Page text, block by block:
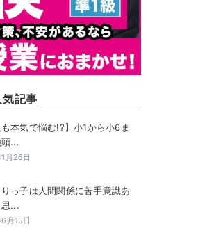
記事
も本気で悩む!?】小1から小6ま
...
月26日
りっ子は人間関係に苦手意識あ
思...
月15日